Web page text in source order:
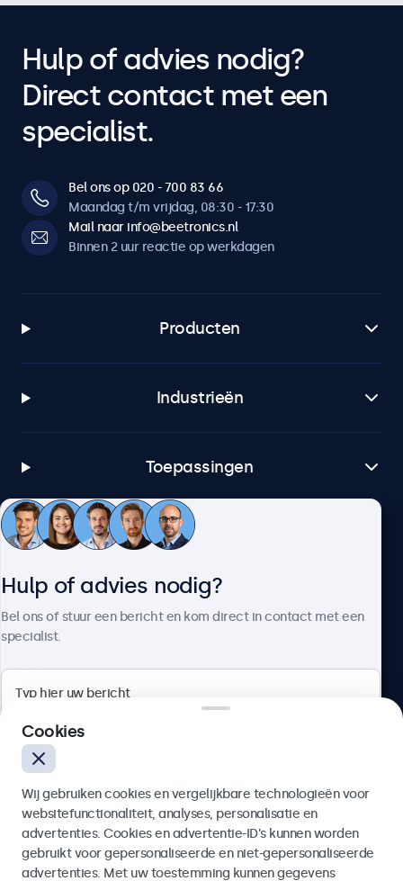
Hulp of advies nodig?
Direct contact met een
specialist.
Bel ons op 020 - 700 83 66
Maandag t/m vrijdag, 08:30 - 17:30
Mail naar info@beetronics.nl
Binnen 2 uur reactie op werkdagen
Producten
Industrieën
Toepassingen
Klantenservice
4.8/5 door 5000+ bedrijven
Nederlands
Hulp of advies nodig?
Bel ons of stuur een bericht en kom direct in contact met een
specialist.
Verzenden
Cookies
Wij gebruiken cookies en vergelijkbare technologieën voor
websitefunctionaliteit, analyses, personalisatie en
advertenties. Cookies en advertentie-ID’s kunnen worden
gebruikt voor gepersonaliseerde en niet-gepersonaliseerde
advertenties. Met uw toestemming kunnen gegevens